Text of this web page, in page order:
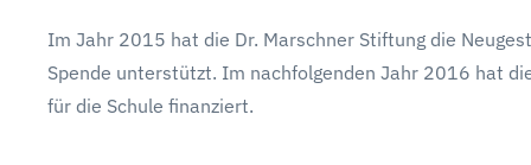
Im Jahr 2015 hat die Dr. Marschner Stiftung die
Spende unterstützt. Im nachfolgenden Jahr 2016 hat
für die Schule finanziert.